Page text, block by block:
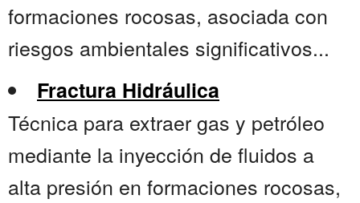
formaciones rocosas, asociada con
riesgos ambientales significativos...
Fractura Hidráulica
Técnica para extraer gas y petróleo
mediante la inyección de fluidos a
alta presión en formaciones rocosas,